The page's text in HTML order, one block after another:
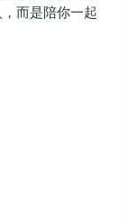
而是陪你一起